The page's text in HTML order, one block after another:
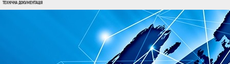
ТЕХНІЧНА ДОКУМЕНТАЦІЯ